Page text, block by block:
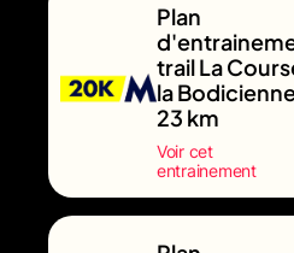
Plan
trail La
la
23 km
Voir cet
entrainement